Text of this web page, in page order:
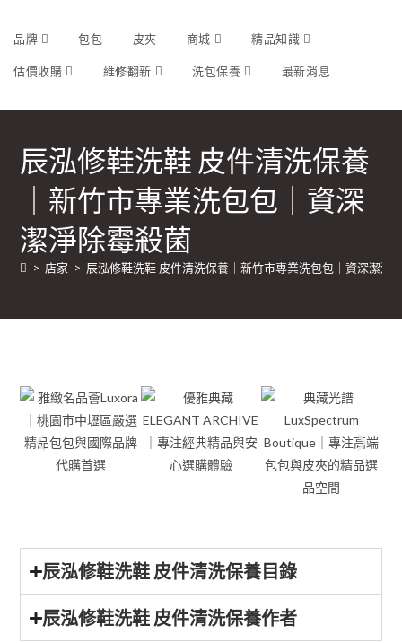
品牌 包包 皮夾 商城 精品知識
估價收購 維修翻新 洗包保養 最新消息
辰泓修鞋洗鞋 皮件清洗保養
｜新竹市專業洗包包｜資深
潔淨除霉殺菌
> 店家 > 辰泓修鞋洗鞋 皮件清洗保養｜新竹市專業洗包包｜資深潔淨
辰泓修鞋洗鞋 皮件清洗保養目錄
辰泓修鞋洗鞋 皮件清洗保養作者